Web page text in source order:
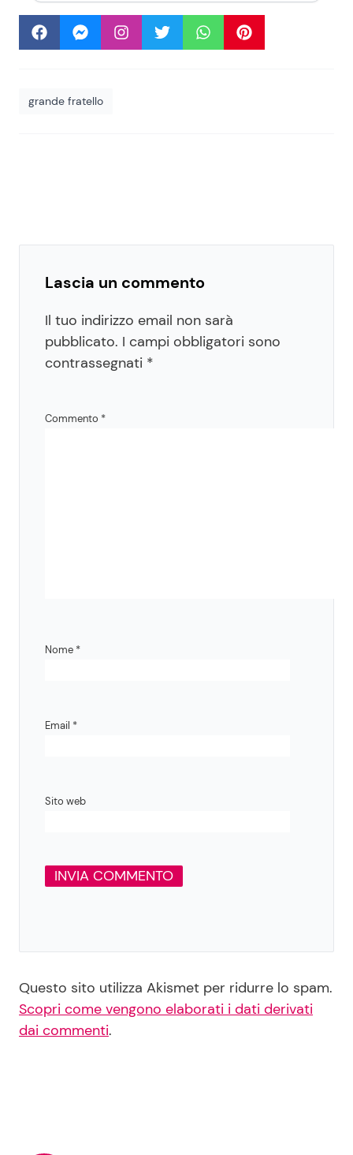
grande fratello
Lascia un commento
Il tuo indirizzo email non sarà
pubblicato. I campi obbligatori sono
contrassegnati *
Commento *
Nome *
Email *
Sito web
Questo sito utilizza Akismet per ridurre lo spam.
Scopri come vengono elaborati i dati derivati
dai commenti.